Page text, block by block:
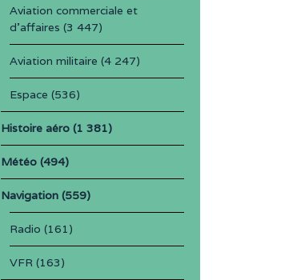
Aviation commerciale et
d'affaires (3 447)
Aviation militaire (4 247)
Espace (536)
Histoire aéro(1 381)
Météo(494)
Navigation(559)
Radio (161)
VFR (163)